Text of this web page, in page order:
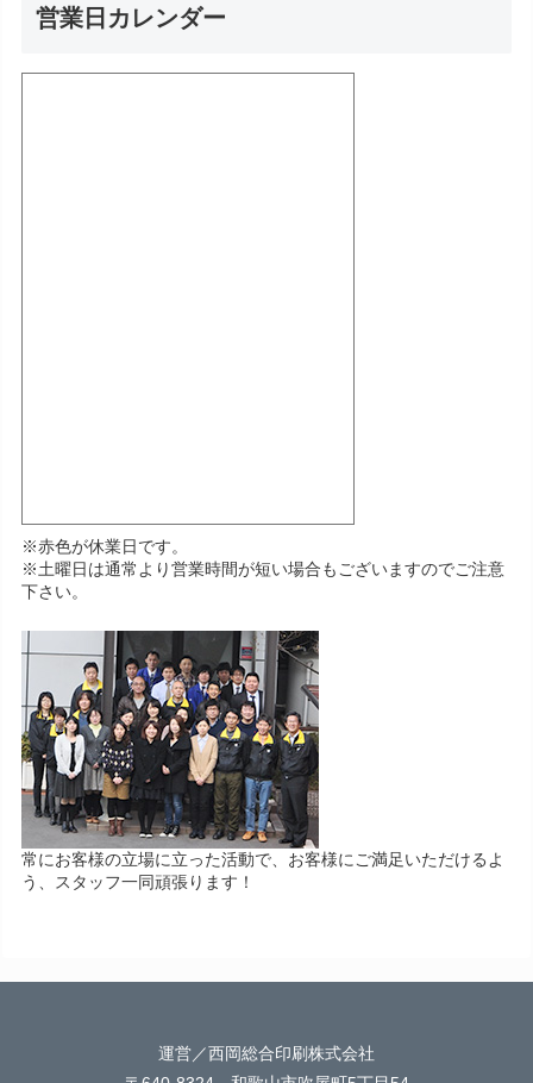
営業日カレンダー
※赤色が休業日です。
※土曜日は通常より営業時間が短い場合もございますのでご注意
下さい。
常にお客様の立場に立った活動で、お客様にご満足いただけるよ
う、スタッフ一同頑張ります！
運営／西岡総合印刷株式会社